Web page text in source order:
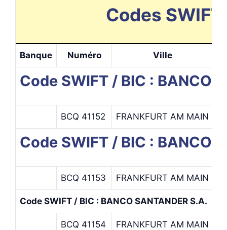
Codes
Banque Numéro Ville
Code SWIFT / BIC : BANCO
BCQ 41152 FRANKFURT AM MAIN
Code SWIFT / BIC : BANCO
BCQ 41153 FRANKFURT AM MAIN
Code SWIFT / BIC : BANCO SANTANDER S.A.
BCQ 41154 FRANKFURT AM MAIN